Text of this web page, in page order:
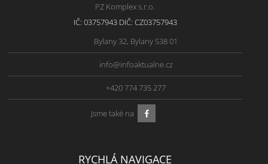
PZ Komplex s.r.o.
IČ: 03757943 DIČ: CZ03757943
Bylany 32, Bylany 538 01
info@infoaktualne.cz
+420 774 735 277
Jsme také na
RYCHLÁ NAVIGACE